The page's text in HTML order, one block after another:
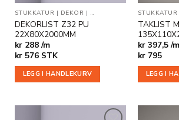
STUKKATUR | DEKOR | VEGG- OG DEKORLISTER
DEKORLIST Z32 PU
22X80X2000MM
kr 288 /m
kr576 STK
LEGG I HANDLEKURV
STUKKATUR
TAKLIST
kr 397,5 /m
kr795
LEGG I